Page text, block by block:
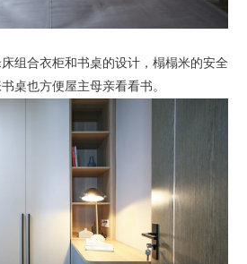
组合衣柜和书桌的设计，榻榻米的安全
桌也方便屋主母亲看看书。